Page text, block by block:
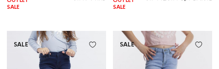
SALE
SALE
SALE
SALE